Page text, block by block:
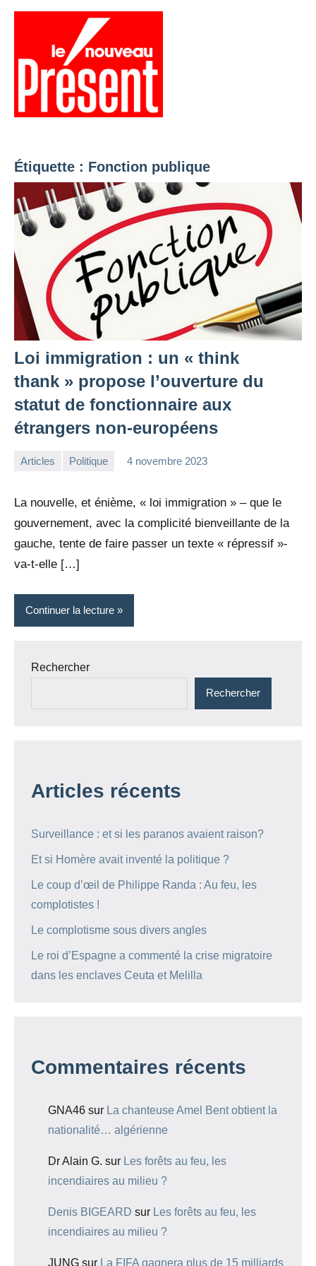
Aller
Étiquette : Fonction publique
Loi immigration : un « think
thank » propose l’ouverture du
statut de fonctionnaire aux
étrangers non-européens
Articles Politique 4 novembre 2023
La nouvelle, et énième, « loi immigration » – que le
gouvernement, avec la complicité bienveillante de la
gauche, tente de faire passer un texte « répressif »-
va-t-elle […]
Continuer la lecture
Rechercher
Rechercher
Articles récents
Surveillance : et si les paranos avaient raison?
Et si Homère avait inventé la politique ?
Le coup d’œil de Philippe Randa : Au feu, les
complotistes !
Le complotisme sous divers angles
Le roi d’Espagne a commenté la crise migratoire
dans les enclaves Ceuta et Melilla
Commentaires récents
GNA46 sur La chanteuse Amel Bent obtient la
nationalité… algérienne
Dr Alain G. sur Les forêts au feu, les
incendiaires au milieu ?
Denis BIGEARD sur Les forêts au feu, les
incendiaires au milieu ?
JUNG sur La FIFA gagnera plus de 15 milliards